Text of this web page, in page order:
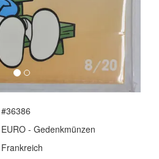
#36386
EURO - Gedenkmünzen
Frankreich